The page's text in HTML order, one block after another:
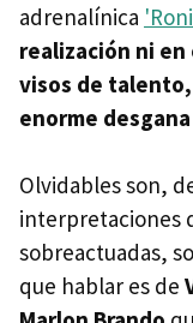
adrenalínica
realización ni en
visos de
enorme
Olvidables son,
interpretaciones
sobreactuadas,
que hablar es de